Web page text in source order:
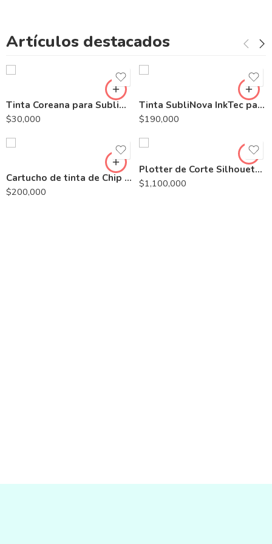
Venta de Maquinaria, insumos y repuestos para la
Artículos destacados
Tinta Coreana para Sublimacion Carga x 110ml para Impresora Epson
$30,000
Cartucho de tinta de Chip Reseteable Epson StylusPro 7800-9800
$200,000
Tinta SubliNova InkTec para Sublimacion para Plotter Epson
$190,000
Plotter de Corte Silhouette Portrait 3
$1,100,000